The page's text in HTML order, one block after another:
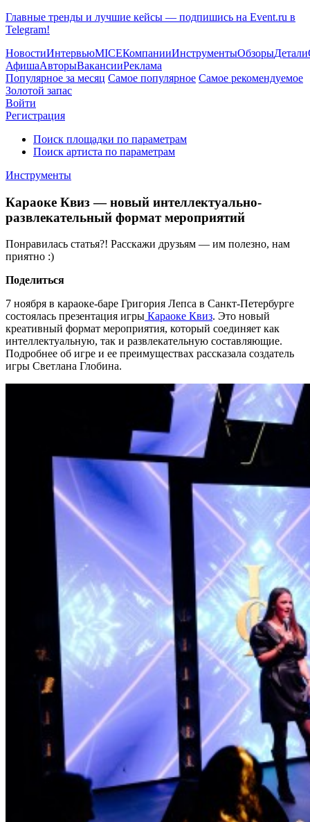
Главные тренды и лучшие кейсы — подпишись на Event.ru в
Telegram!
НовостиИнтервьюMICEКомпанииИнструментыОбзорыДетали
АфишаАвторыВакансииРеклама
Популярное за месяц Самое популярное Самое рекомендуемое
Золотой запас
Войти
Регистрация
Поиск площадки по параметрам
Поиск артиста по параметрам
Инструменты
Караоке Квиз — новый интеллектуально-
развлекательный формат мероприятий
Понравилась статья?! Расскажи друзьям — им полезно, нам
приятно :)
Поделиться
7 ноября в караоке-баре Григория Лепса в Санкт-Петербурге
состоялась презентация игры Караоке Квиз. Это новый
креативный формат мероприятия, который соединяет как
интеллектуальную, так и развлекательную составляющие.
Подробнее об игре и ее преимуществах рассказала создатель
игры Светлана Глобина.